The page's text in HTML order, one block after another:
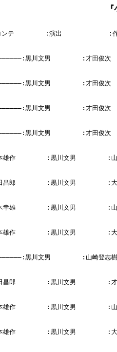
ンテ        :演出            :作
黒川文男        :才田俊次
黒川文男        :才田俊次
黒川文男        :才田俊次
黒川文男        :才田俊次
雄作        :黒川文男        :山
昌郎        :黒川文男        :大
幸雄        :黒川文男        :山
雄作        :黒川文男        :大
黒川文男        :山崎登志樹
昌郎        :黒川文男        :才
雄作        :黒川文男        :山
雄作        :黒川文男        :大